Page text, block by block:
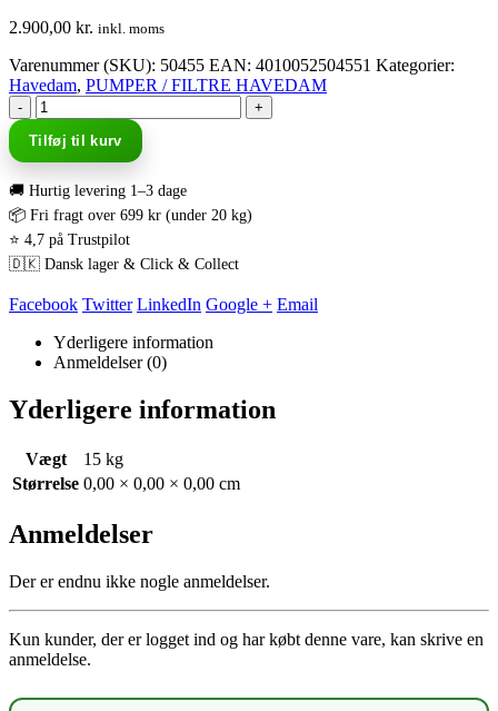
2.900,00 kr. inkl. moms
Varenummer (SKU): 50455 EAN: 4010052504551 Kategorier:
Havedam, PUMPER / FILTRE HAVEDAM
-
+
Tilføj til kurv
🚚 Hurtig levering 1–3 dage
📦 Fri fragt over 699 kr (under 20 kg)
⭐ 4,7 på Trustpilot
🇩🇰 Dansk lager & Click & Collect
Facebook Twitter LinkedIn Google + Email
Yderligere information
Anmeldelser (0)
Yderligere information
Vægt
15 kg
Størrelse 0,00 × 0,00 × 0,00 cm
Anmeldelser
Der er endnu ikke nogle anmeldelser.
Kun kunder, der er logget ind og har købt denne vare, kan skrive en
anmeldelse.